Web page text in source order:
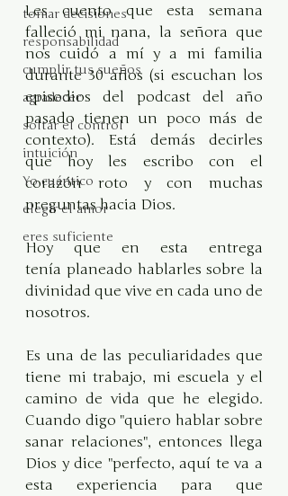
tomar decisiones
responsabilidad
cumplir tus sueños
agradecer
soltar el control
intuición
Yo cuántico
elegir el amor
eres suficiente
Les cuento que esta semana
falleció mi nana, la señora que
nos cuidó a mí y a mi familia
durante 30 años (si escuchan los
episodios del podcast del año
pasado tienen un poco más de
contexto). Está demás decirles
que hoy les escribo con el
corazón roto y con muchas
preguntas hacia Dios.
Hoy que en esta entrega
tenía planeado hablarles sobre la
divinidad que vive en cada uno de
nosotros.
Es una de las peculiaridades que
tiene mi trabajo, mi escuela y el
camino de vida que he elegido.
Cuando digo "quiero hablar sobre
sanar relaciones", entonces llega
Dios y dice "perfecto, aquí te va a
esta experiencia para que